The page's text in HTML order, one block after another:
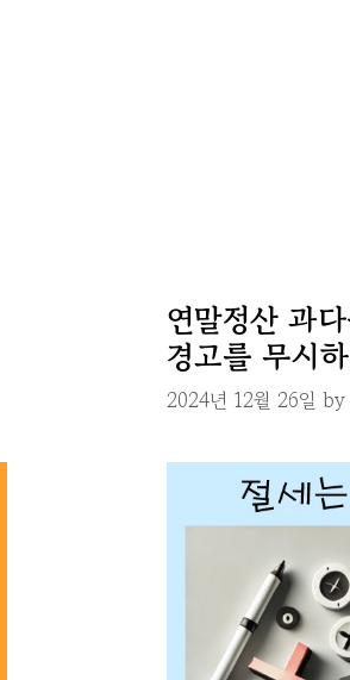
연말정산 과
경고를 무시
2024년 12월 26일 by